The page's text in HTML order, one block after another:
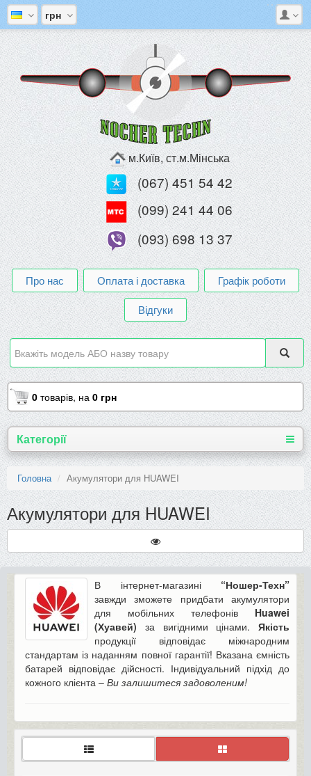
грн
м.Київ, ст.м.Мінська
(067) 451 54 42
(099) 241 44 06
(093) 698 13 37
Про нас Оплата і доставка
Графік роботи
Відгуки
0 товарів, на 0 грн
Категорії
Головна Акумулятори для HUAWEI
Акумулятори для HUAWEI
В інтернет-магазині “Ношер-Техн”
завжди зможете придбати акумулятори
для мобільних телефонів Huawei
(Хуавей) за вигідними цінами. Якість
продукції відповідає міжнародним
стандартам із наданням повної гарантії! Вказана ємність
батарей відповідає дійсності. Індивідуальний підхід до
кожного клієнта – Ви залишитеся задоволеним!